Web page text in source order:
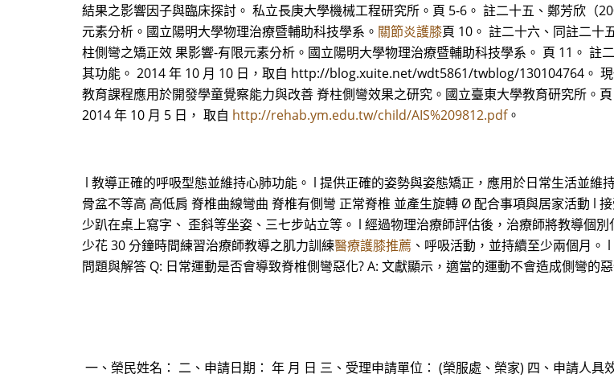
結果之影響因子與臨床探討。 私立長庚大學機械工程研究所。頁 5-6。 註二十五、鄭芳欣（
元素分析。國立陽明大學物理治療暨輔助科技學系。 關節炎護膝頁 10。 註二十六、同註二十
柱側彎之矯正效 果影響-有限元素分析。國立陽明大學物理治療暨輔助科技學系。 頁 11。
其功能。 2014 年 10 月 10 日，取自 http://blog.xuite.net/wdt5861/twblog/130104764。
教育課程應用於開發學童覺察能力與改善 脊柱側彎效果之研究。國立臺東大學教育研究所。
2014 年 10 月 5 日， 取自 http://rehab.ym.edu.tw/child/AIS%209812.pdf。
l 教導正確的呼吸型態並維持心肺功能。 l 提供正確的姿勢與姿態矯正，應用於日常生活並維
骨盆不等高 高低肩 脊椎曲線彎曲 脊椎有側彎 正常脊椎 並產生旋轉 Ø 配合事項與居家活動 l
少趴在桌上寫字、 歪斜等坐姿、三七步站立等。 l 經過物理治療師評估後，治療師將教導個
少花 30 分鐘時間練習治療師教導之肌力訓練醫療護膝推薦 、呼吸活動，並持續至少兩個月
問題與解答 Q: 日常運動是否會導致脊椎側彎惡化? A: 文獻顯示，適當的運動不會造成側彎的
一、榮民姓名： 二、申請日期： 年 月 日 三、受理申請單位： (榮服處、榮家) 四、申請人